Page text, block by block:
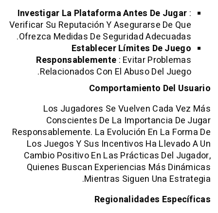
Investigar La Plataforma Antes De
Verificar Su Reputación Y Asegurarse
Ofrezca Medidas De Seguridad
Establecer Límites De
Responsablemente: Evitar
Relacionados Con El Abuso Del
Comportamiento
Los Jugadores Se Vuelven
Conscientes De La
Responsablemente. La Evolución En La
Los Juegos Y Sus Incentivos Ha
Cambio Positivo En Las Prácticas
Quienes Buscan Experiencias Más
Mientras Siguen Una
Regionalidades